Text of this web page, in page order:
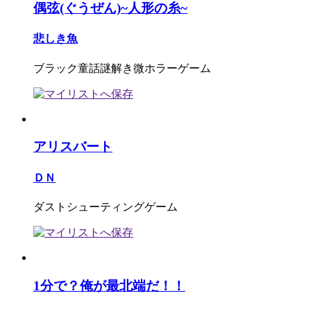
偶弦(ぐうぜん)~人形の糸~
悲しき魚
ブラック童話謎解き微ホラーゲーム
アリスバート
ＤＮ
ダストシューティングゲーム
1分で？俺が最北端だ！！